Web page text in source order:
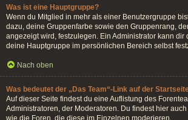
Was ist eine Hauptgruppe?
Wenn du Mitglied in mehr als einer Benutzergruppe
dazu, deine Gruppenfarbe sowie den Gruppenrang,
angezeigt wird, festzulegen. Ein Administrator kann
deine Hauptgruppe im persönlichen Bereich selbst
Nach oben
Was bedeutet der „Das Team“-Link auf der
Auf dieser Seite findest du eine Auflistung des
Administratoren, der Moderatoren. Du findest hier
wie die Foren, die diese im Einzelnen moderieren.